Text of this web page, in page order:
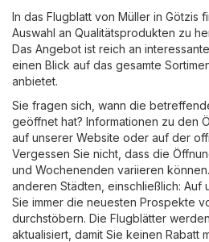
In das Flugblatt von Müller in Götzis
Auswahl an Qualitätsprodukten zu
Das Angebot ist reich an
einen Blick auf das gesamte
anbietet.
Sie fragen sich, wann die
geöffnet hat? Informationen zu den
auf unserer Website oder auf der
Vergessen Sie nicht, dass die
und Wochenenden variieren
anderen Städten, einschließlich: Auf
Sie immer die neuesten Prospekte
durchstöbern. Die Flugblätter
aktualisiert, damit Sie keinen Rabatt